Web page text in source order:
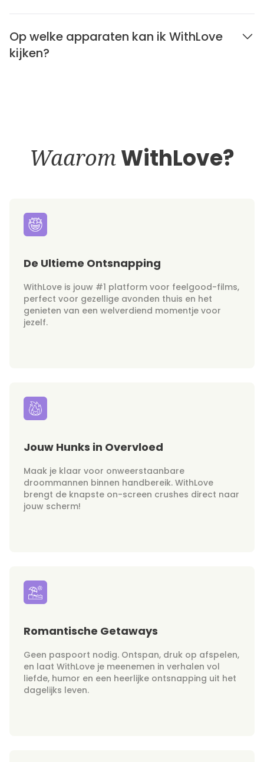
Op welke apparaten kan ik WithLove
kijken?
WaaromWithLove?
De Ultieme Ontsnapping
WithLove is jouw #1 platform voor feelgood-films,
perfect voor gezellige avonden thuis en het
genieten van een welverdiend momentje voor
jezelf.
Jouw Hunks in Overvloed
Maak je klaar voor onweerstaanbare
droommannen binnen handbereik. WithLove
brengt de knapste on-screen crushes direct naar
jouw scherm!
Romantische Getaways
Geen paspoort nodig. Ontspan, druk op afspelen,
en laat WithLove je meenemen in verhalen vol
liefde, humor en een heerlijke ontsnapping uit het
dagelijks leven.